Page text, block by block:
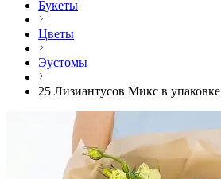
Букеты
Цветы
Эустомы
25 Лизиантусов Микс в упаковке